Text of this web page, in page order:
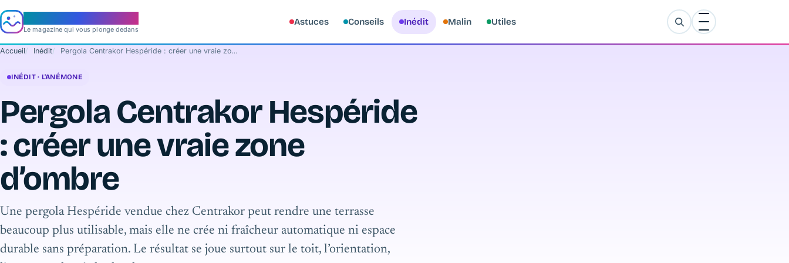
Le magazine qui vous plonge dedans
Astuces Conseils Inédit Malin Utiles
Accueil Inédit Pergola Centrakor Hespéride : créer une vraie zone d’ombre
INÉDIT · L'ANÉMONE
Pergola Centrakor Hespéride
: créer une vraie zone
d’ombre
Une pergola Hespéride vendue chez Centrakor peut rendre une terrasse
beaucoup plus utilisable, mais elle ne crée ni fraîcheur automatique ni espace
durable sans préparation. Le résultat se joue surtout sur le toit, l’orientation,